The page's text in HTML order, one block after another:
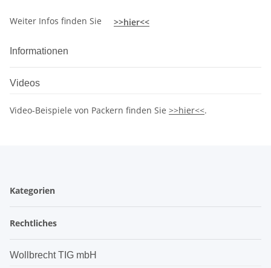
Weiter Infos finden Sie >>hier<<
Informationen
Videos
Video-Beispiele von Packern finden Sie >>hier<<.
Kategorien
Rechtliches
Wollbrecht TIG mbH